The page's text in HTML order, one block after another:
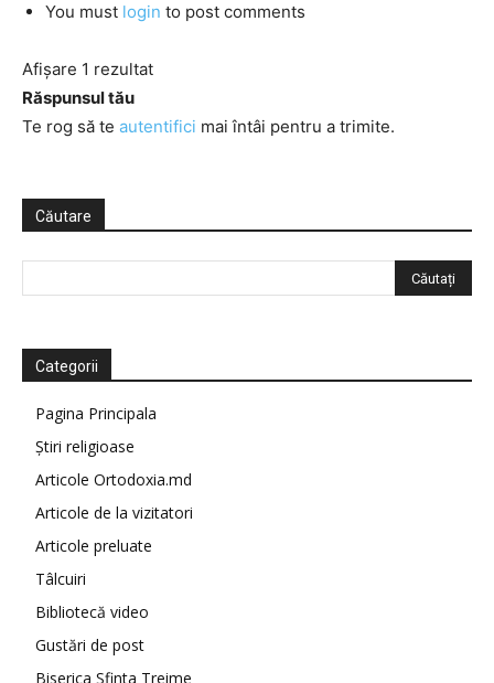
You must login to post comments
Afișare 1 rezultat
Răspunsul tău
Te rog să te autentifici mai întâi pentru a trimite.
Căutare
Categorii
Pagina Principala
Știri religioase
Articole Ortodoxia.md
Articole de la vizitatori
Articole preluate
Tâlcuiri
Bibliotecă video
Gustări de post
Biserica Sfinta Treime